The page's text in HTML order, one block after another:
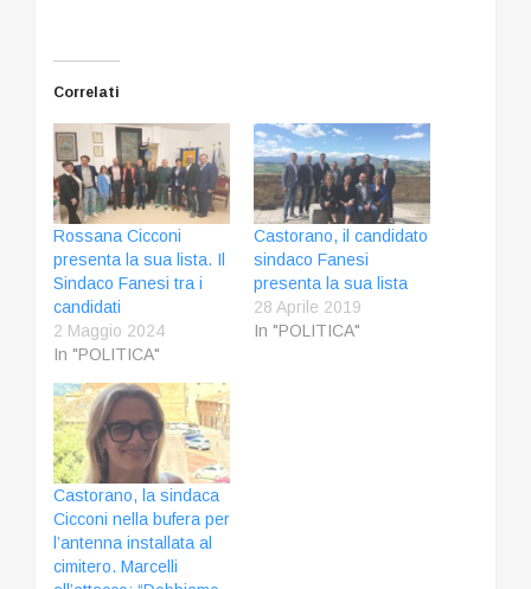
Correlati
Rossana Cicconi
presenta la sua lista. Il
Sindaco Fanesi tra i
candidati
2 Maggio 2024
In "POLITICA"
Castorano, il candidato
sindaco Fanesi
presenta la sua lista
28 Aprile 2019
In "POLITICA"
Castorano, la sindaca
Cicconi nella bufera per
l’antenna installata al
cimitero. Marcelli